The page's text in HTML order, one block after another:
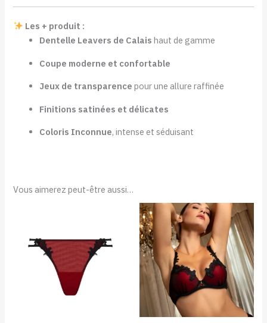
Les + produit :
Dentelle Leavers de Calais haut de gamme
Coupe moderne et confortable
Jeux de transparence pour une allure raffinée
Finitions satinées et délicates
Coloris Inconnue, intense et séduisant
Vous aimerez peut-être aussi…
Plage
de
prix :
à